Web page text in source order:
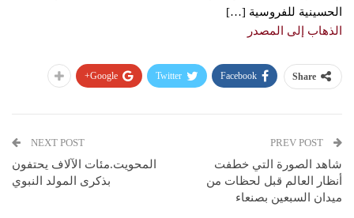
الحسينية للفروسية […]
الذهاب إلى المصدر
Share
Facebook
Twitter
Google+
شاهد الصورة التي خطفت
أنظار العالم قبل لحظات من
ميدان السبعين بصنعاء
NEXT POST
المحويت.مئات الآلاف يحتفون
بذكرى المولد النبوي